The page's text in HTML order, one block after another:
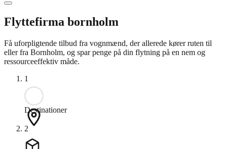
Flyttefirma bornholm
Få uforpligtende tilbud fra vognmænd, der allerede kører ruten til
eller fra Bornholm, og spar penge på din flytning på en nem og
ressourceeffektiv måde.
1
Destinationer
2